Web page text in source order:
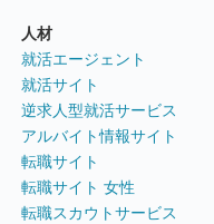
人材
就活エージェント
就活サイト
逆求人型就活サービス
アルバイト情報サイト
転職サイト
転職サイト 女性
転職スカウトサービス